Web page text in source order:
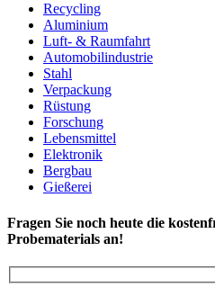
Recycling
Aluminium
Luft- & Raumfahrt
Automobilindustrie
Stahl
Verpackung
Rüstung
Forschung
Lebensmittel
Elektronik
Bergbau
Gießerei
Fragen Sie noch heute die
Probematerials an!